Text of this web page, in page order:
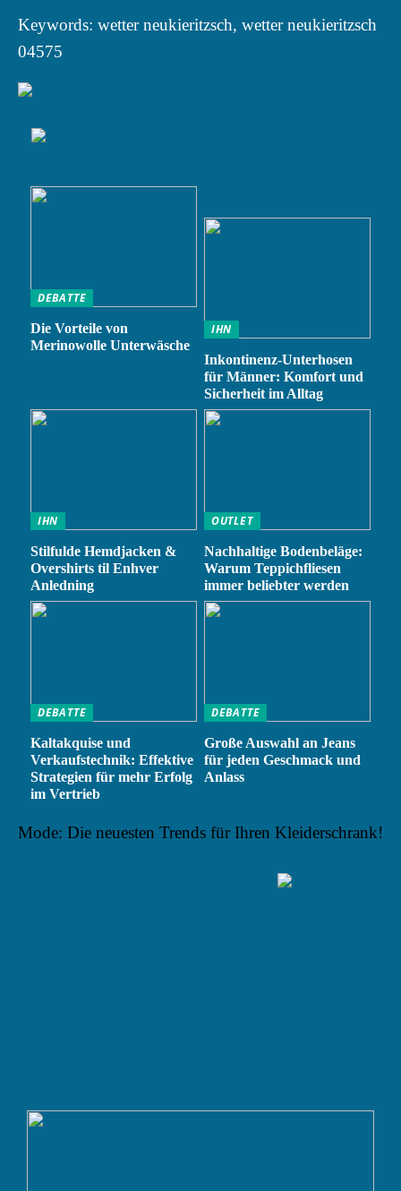
Keywords: wetter neukieritzsch, wetter neukieritzsch
04575
DEBATTE
Die Vorteile von
Merinowolle Unterwäsche
IHN
Inkontinenz-Unterhosen
für Männer: Komfort und
Sicherheit im Alltag
IHN
Stilfulde Hemdjacken &
Overshirts til Enhver
Anledning
OUTLET
Nachhaltige Bodenbeläge:
Warum Teppichfliesen
immer beliebter werden
DEBATTE
Kaltakquise und
Verkaufstechnik: Effektive
Strategien für mehr Erfolg
im Vertrieb
DEBATTE
Große Auswahl an Jeans
für jeden Geschmack und
Anlass
Mode: Die neuesten Trends für Ihren Kleiderschrank!